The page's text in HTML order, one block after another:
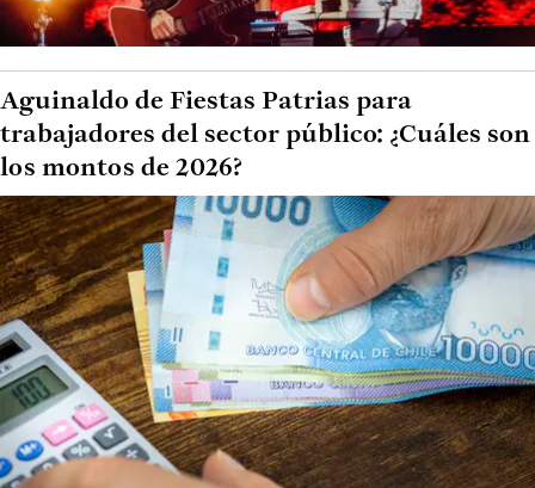
Aguinaldo de Fiestas Patrias para
trabajadores del sector público: ¿Cuáles son
los montos de 2026?